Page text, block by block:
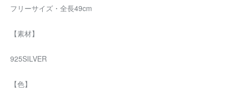
フリーサイズ・全長49cm
【素材】
925SILVER
【色】